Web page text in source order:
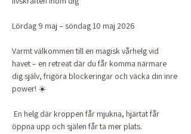
Lördag 9 maj – söndag 10 maj 2026
Varmt välkommen till en magisk vårhelg vid
havet – en retreat där du får komma närmare
dig själv, frigöra blockeringar och väcka din inre
power! ☀️
öppna upp och själen får ta mer plats.